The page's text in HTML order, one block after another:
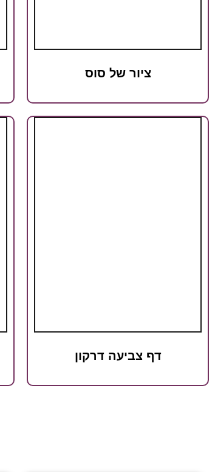
ציור של סוס
דף צביעה דרקון